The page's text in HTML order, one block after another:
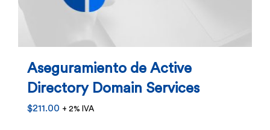
Aseguramiento de Active
Directory Domain Services
$211.00 + 2% IVA